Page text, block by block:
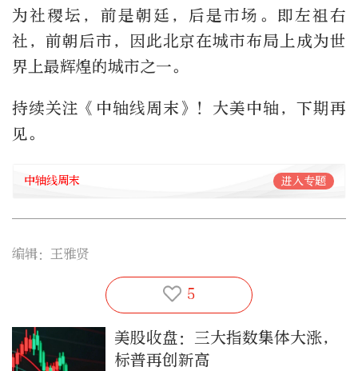
为社稷坛，前是朝廷，后是市场。即左祖右
社，前朝后市，因此北京在城市布局上成为世
界上最辉煌的城市之一。
持续关注《中轴线周末》！大美中轴，下期再
见。
中轴线周末 进入专题
编辑：王雅贤
5
美股收盘：三大指数集体大涨，
标普再创新高